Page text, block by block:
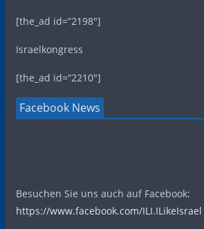
[the_ad id=“2198″]
Israelkongress
[the_ad id=“2210″]
Facebook News
Besuchen Sie uns auch auf Facebook:
https://www.facebook.com/ILI.ILikeIsrael